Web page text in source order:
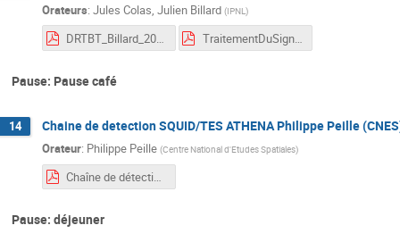
Orateurs: Jules Colas, Julien Billard (IPNL )
DRTBT_Billard_2024.pdf TraitementDuSignal_DRTBT2024.pdf
Pause: Pause café
14 Chaine de detection SQUID/TES ATHENA Philippe Peille
Orateur: Philippe Peille (Centre National d'Etudes Spatiales)
Chaîne de détection SQUID-TES Athena.pdf
Pause: déjeuner